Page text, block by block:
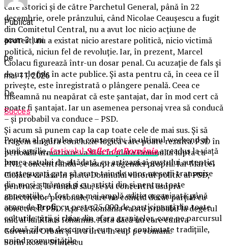
căre istorici și de către Parchetul General, până în 22
decembrie, orele prânzului, când Nicolae Ceaușescu a fugit
din Comitetul Central, nu a avut loc nicio acțiune de
protest, nu a existat nicio arestare politică, nicio victimă
politică, niciun fel de revoluție. Iar, în prezent, Marcel
Ciolacu figurează într-un dosar penal. Cu acuzație de fals și
de uz de fals în acte publice. Și asta pentru că, în ceea ce îl
privește, este înregistrată o plângere penală. Ceea ce
înseamnă nu neapărat că este șantajat, dar în mod cert că
poate fi șantajat. Iar un asemenea personaj vrea să conducă
– și probabil va conduce – PSD.
Și acum să punem cap la cap toate cele de mai sus. Și să
tragem singura concluzie logică care poate rezulta. PSD în
perioada următoare va lăsa în plata Domnului lupta cu
PNL, concentrându-se asupra agendei proprii. Iar Marcel
Ciolacu va lăsa în plata Domnului viitorul politic al PSD,
pentru că, la rândul său, se va concentra asupra
obiectivelor personale, care nu coincid decât parțial cu
obiectivele PSD. Așa că România va sta probabil la degetul
mic al lui Klaus Iohannis. Asta dacă nu care cumva
Guvernul Orban și-i va urca în cap pe români.
Sorin Rosca Stanescu
Publicat
acum 3 luni
pe
mai 11, 2026
De
Succes
Pentru al patrulea an consecutiv, în ultimul weekend al
lunii aprilie,festivalulSuflet de Româniaa readus la viață
lumea satului de altădată, cu artizani ai gustului autentic,
meșteșugari gata să arate tainele unor meserii transmise
din moși-strămoși și cu artiști din și pentru toate
generațiile. A fost cea mai amplă ediție organizată până
acum deProfi, cu peste 25.000 de participanți din toate
colțurile țării și chiar din afara granițelor, care pe parcursul
a două zile au descoperit cum sunt continuate tradițiile,
unind comunitățile.